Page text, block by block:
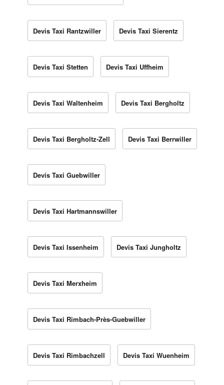
Devis Taxi Rantzwiller Devis Taxi Sierentz
Devis Taxi Stetten Devis Taxi Uffheim
Devis Taxi Waltenheim Devis Taxi Bergholtz
Devis Taxi Bergholtz-Zell Devis Taxi Berrwiller
Devis Taxi Guebwiller
Devis Taxi Hartmannswiller
Devis Taxi Issenheim Devis Taxi Jungholtz
Devis Taxi Merxheim
Devis Taxi Rimbach-Près-Guebwiller
Devis Taxi Rimbachzell Devis Taxi Wuenheim